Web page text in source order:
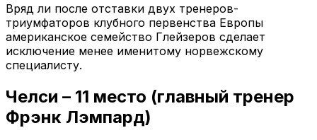
Вряд ли после отставки двух тренеров-
триумфаторов клубного первенства Европы
американское семейство Глейзеров сделает
исключение менее именитому норвежскому
специалисту.
Челси – 11 место (главный тренер
Фрэнк Лэмпард)